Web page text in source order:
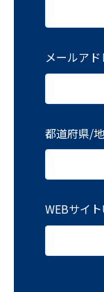
メールアド
都道府県/
WEBサイ